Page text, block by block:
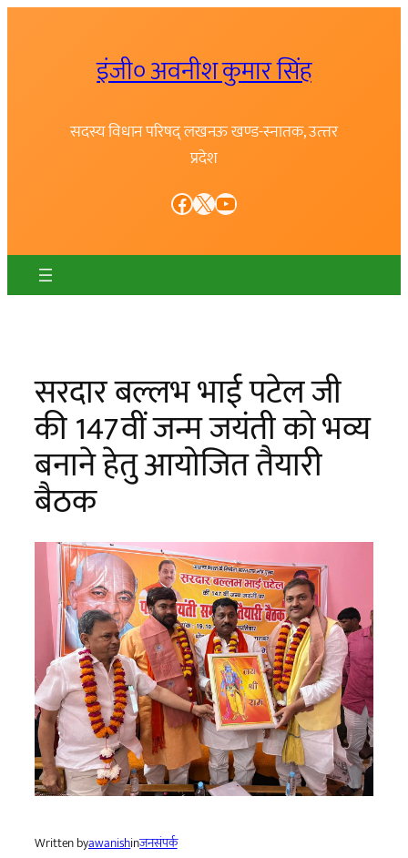
इंजी० अवनीश कुमार सिंह
सदस्य विधान परिषद् लखनऊ खण्ड-स्नातक, उत्त्तर
प्रदेश
Facebook X YouTube
सरदार बल्लभ भाई पटेल जी
की 147वीं जन्म जयंती को भव्य
बनाने हेतु आयोजित तैयारी
बैठक
Written byawanishinजनसंपर्क